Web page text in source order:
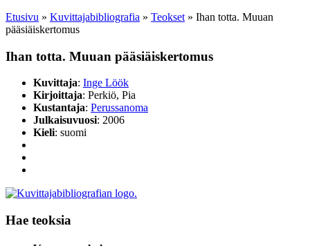
Etusivu » Kuvittaja­bibliografia » Teokset » Ihan totta. Muuan
pääsiäiskertomus
Ihan totta. Muuan pääsiäiskertomus
Kuvittaja: Inge Löök
Kirjoittaja: Perkiö, Pia
Kustantaja: Perussanoma
Julkaisuvuosi: 2006
Kieli: suomi
Hae teoksia